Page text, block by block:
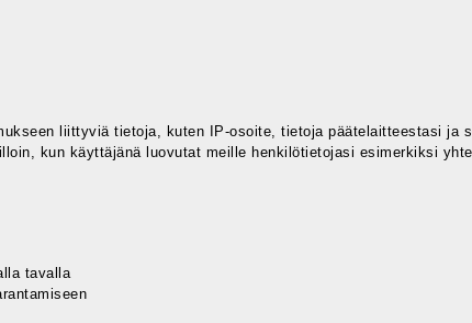
liittyviä tietoja, kuten IP-osoite, tietoja päätelaitteestasi ja
kun käyttäjänä luovutat meille henkilötietojasi esimerkiksi
tavalla